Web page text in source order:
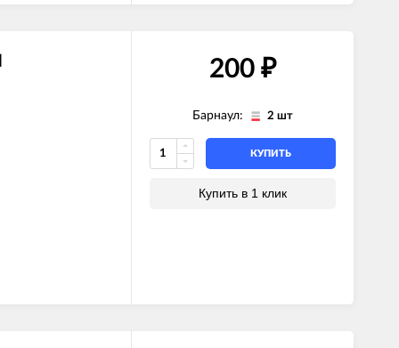
200 ₽
Барнаул: 2 шт
КУПИТЬ
Купить в 1 клик